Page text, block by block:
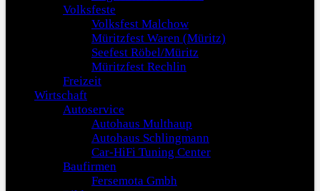
Volksfeste
Volksfest Malchow
Müritzfest Waren (Müritz)
Seefest Röbel/Müritz
Müritzfest Rechlin
Freizeit
Wirtschaft
Autoservice
Autohaus Multhaup
Autohaus Schlingmann
Car-HiFi Tuning Center
Baufirmen
Fersemota Gmbh